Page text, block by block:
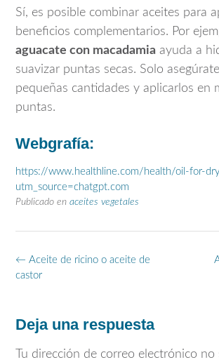
Sí, es posible combinar aceites para
beneficios complementarios. Por
aguacate con macadamia ayuda a
suavizar puntas secas. Solo
pequeñas cantidades y aplicarlos en
puntas.
Webgrafía:
https://www.healthline.com/health/oil-for-
utm_source=chatgpt.com
Publicado en aceites vegetales
Navegación
de
← Aceite de ricino o aceite de
castor
Deja una respuesta
Tu dirección de correo electrónico